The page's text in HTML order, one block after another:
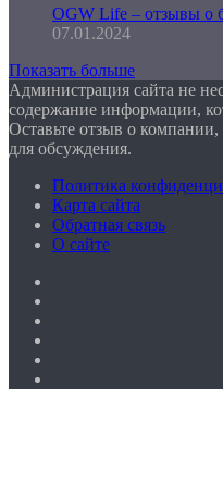
OGW Life – отзывы о
07.01.2024
Показать больше
Администрация сайта не
содержание информации,
Оставьте отзыв о
для обсуждения.
Политика
Карта сайта
Обратная связь
О сайте